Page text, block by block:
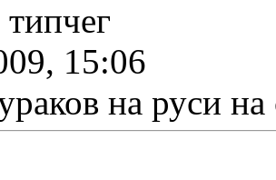
типчег
15:06
на руси